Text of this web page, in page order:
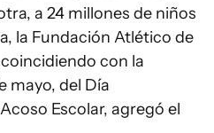
a 24 millones de niños
la Fundación Atlético de
con la
mayo, del Día
Escolar, agregó el